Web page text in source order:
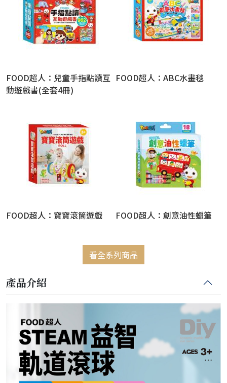
FOOD超人：兒童手指點讀互
動遊戲書(全套4冊)
FOOD超人：ABC水畫毯
FOOD超人：寶寶滾筒遊戲 FOOD超人：創意油性蠟筆
看全系列商品
產品介紹